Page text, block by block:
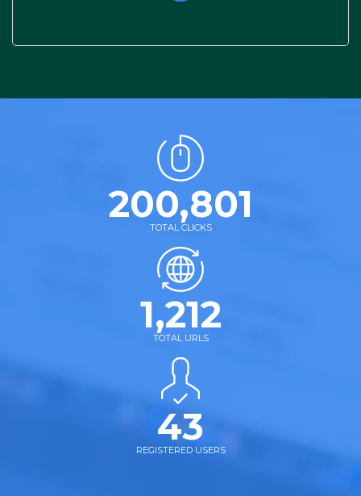
200,801
TOTAL CLICKS
1,212
TOTAL URLS
43
REGISTERED USERS